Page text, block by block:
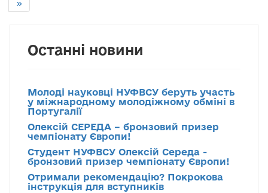
Останні новини
Молоді науковці НУФВСУ беруть участь
у міжнародному молодіжному обміні в
Португалії
Олексій СЕРЕДА – бронзовий призер
чемпіонату Європи!
Студент НУФВСУ Олексій Середа -
бронзовий призер чемпіонату Європи!
Отримали рекомендацію? Покрокова
інструкція для вступників